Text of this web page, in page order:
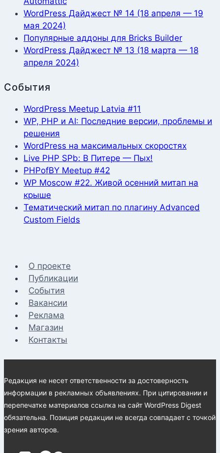
WordPress Дайджест № 14 (18 апреля — 19
мая 2024)
Популярные аддоны для Bricks Builder
WordPress Дайджест № 13 (18 марта — 18
апреля 2024)
События
WordPress Meetup Latvia #11
WP, PHP и AI: Последние версии, проблемы и
решения
WordPress на максимальных скоростях
Live PHP SPb: В Питере — Пых!
PHPofBY Meetup #42
WP Moscow #22. Живой осенний митап на
крыше
Тематический митап по плагину Advanced
Custom Fields
О проекте
Публикации
События
Вакансии
Реклама
Магазин
Контакты
Редакция не несет ответственности за достоверность
информации в рекламных объявлениях. При цитировании и
перепечатке материалов ссылка на сайт WordPress Digest
обязательна. Позиция редакции не всегда совпадает с точкой
зрения авторов.